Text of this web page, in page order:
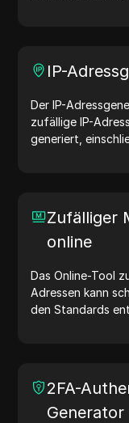
IP-
Der IP-
zufällige IP-
generiert,
Geolokalisierung,
generieren.
Sie jetzt IP-
Zufälliger
online
Das Online-Tool
Adressen kann
den Standards
2FA-
Generator